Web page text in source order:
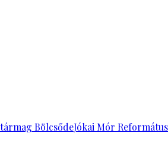
BölcsődeJókai Mór